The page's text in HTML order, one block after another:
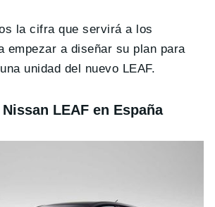
la cifra que servirá a los
empezar a diseñar su plan para
unidad del nuevo LEAF.
LEAF en España